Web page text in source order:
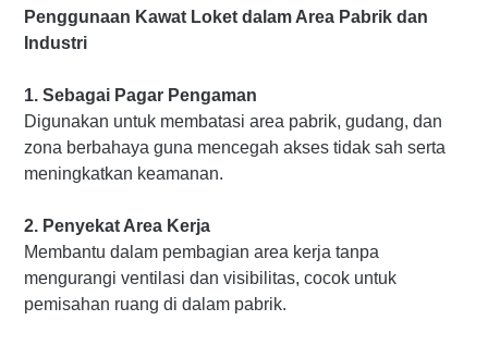
Penggunaan Kawat Loket dalam Area Pabrik dan
Industri
1. Sebagai Pagar Pengaman
Digunakan untuk membatasi area pabrik, gudang, dan
zona berbahaya guna mencegah akses tidak sah serta
meningkatkan keamanan.
2. Penyekat Area Kerja
Membantu dalam pembagian area kerja tanpa
mengurangi ventilasi dan visibilitas, cocok untuk
pemisahan ruang di dalam pabrik.